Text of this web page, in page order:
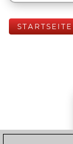
STARTSEITE